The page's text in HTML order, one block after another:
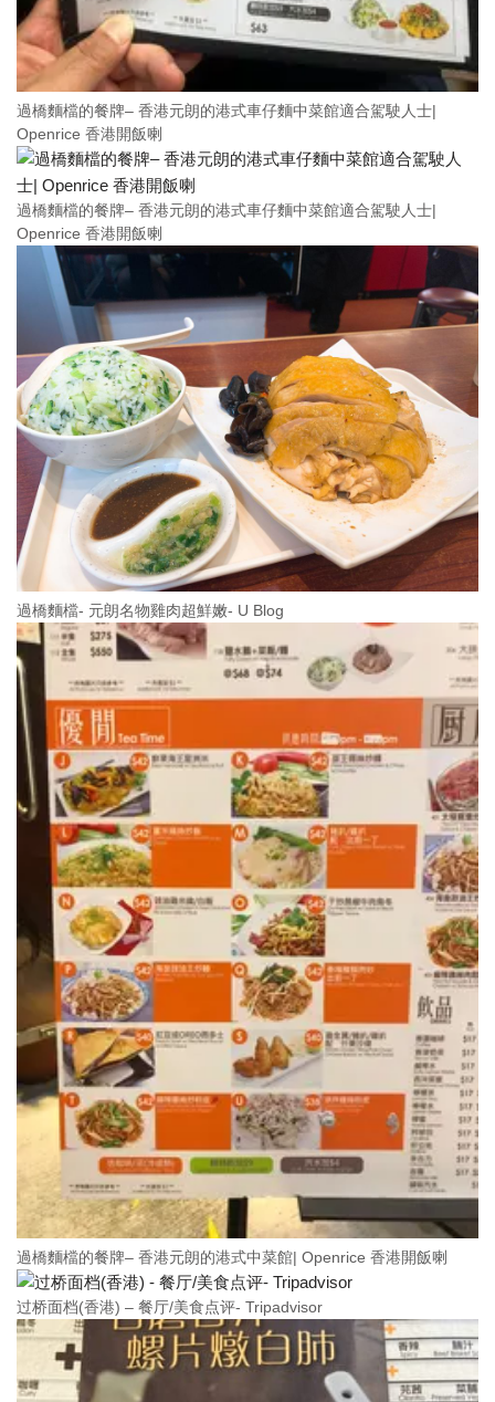
過橋麵檔的餐牌– 香港元朗的港式車仔麵中菜館適合駕駛人士|
Openrice 香港開飯喇
過橋麵檔的餐牌– 香港元朗的港式車仔麵中菜館適合駕駛人士|
Openrice 香港開飯喇
過橋麵檔- 元朗名物雞肉超鮮嫩- U Blog
過橋麵檔的餐牌– 香港元朗的港式中菜館| Openrice 香港開飯喇
过桥面档(香港) – 餐厅/美食点评- Tripadvisor